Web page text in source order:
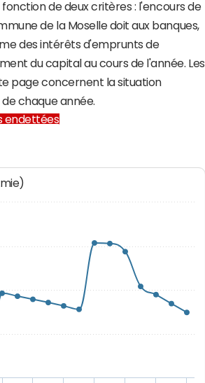
de deux critères : l'encours de
de la Moselle doit aux banques,
des intérêts d'emprunts de
du capital au cours de l'année. Les
page concernent la situation
chaque année.
endettées